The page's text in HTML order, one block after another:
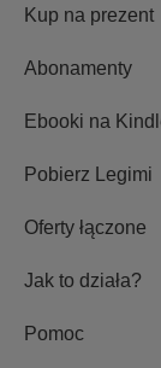
Kup na prezent
Abonamenty
Ebooki na
Pobierz Legimi
Oferty łączone
Jak to działa?
Pomoc